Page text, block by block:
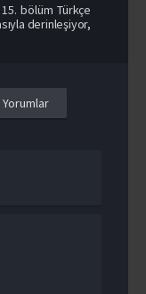
bölüm Türkçe
derinleşiyor,
Yorumlar